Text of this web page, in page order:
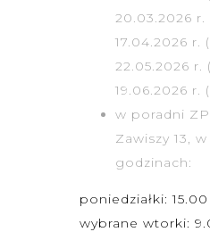
20.03.2026 r.
17.04.2026 r.
22.05.2026 r.
19.06.2026 r.
w poradni
Zawiszy 13,
godzinach:
poniedziałki: 15.00
wybrane wtorki: